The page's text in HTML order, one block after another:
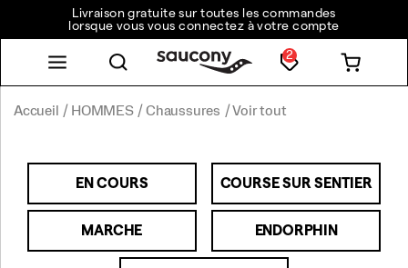
Livraison gratuite sur toutes les commandes
lorsque vous vous connectez à votre compte
2
Accueil HOMMES Chaussures Voir tout
EN COURS COURSE SUR SENTIER
MARCHE ENDORPHIN